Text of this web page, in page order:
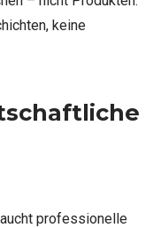
keine
professionelle